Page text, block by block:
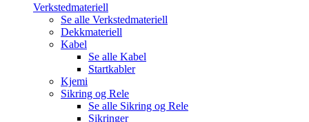
Verkstedmateriell
Se alle Verkstedmateriell
Dekkmateriell
Kabel
Se alle Kabel
Startkabler
Kjemi
Sikring og Rele
Se alle Sikring og Rele
Sikringer